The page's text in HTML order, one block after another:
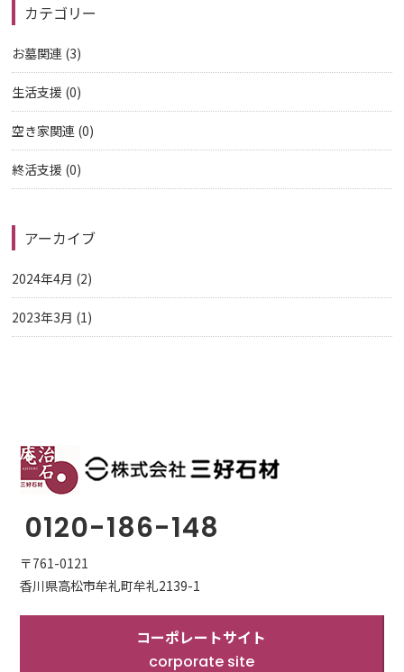
カテゴリー
お墓関連 (3)
生活支援 (0)
空き家関連 (0)
終活支援 (0)
アーカイブ
2024年4月 (2)
2023年3月 (1)
0120-186-148
〒761-0121
香川県高松市牟礼町牟礼2139-1
コーポレートサイト
corporate site